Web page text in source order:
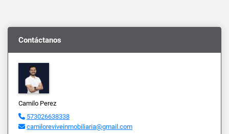
Contáctanos
Camilo Perez
573026638338
camiloreviveinmobiliaria@gmail.com